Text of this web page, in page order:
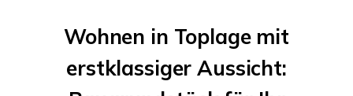
Wohnen in Toplage mit
erstklassiger Aussicht: